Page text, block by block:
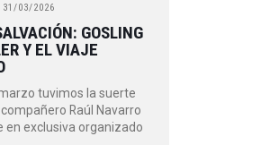
31/03/2026
GOSLING
Y EL VIAJE
tuvimos la suerte
Raúl Navarro
en exclusiva organizado